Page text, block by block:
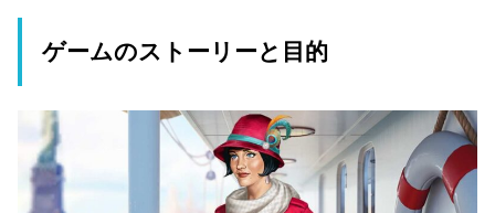
ゲームのストーリーと目的